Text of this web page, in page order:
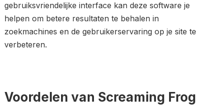
gebruiksvriendelijke interface kan deze software je
helpen om betere resultaten te behalen in
zoekmachines en de gebruikerservaring op je site te
verbeteren.
Voordelen van Screaming Frog